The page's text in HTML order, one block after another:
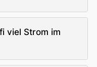
viel Strom im